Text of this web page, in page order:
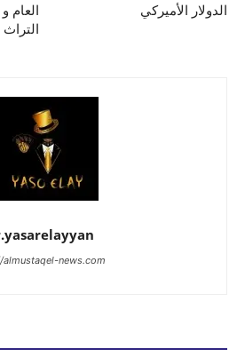
العام
التراث
الدولار الأميركي
news.com